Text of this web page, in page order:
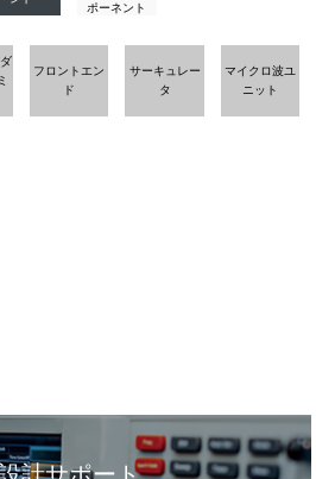
ポーネント
フロントエン
ド
サーキュレー
タ
マイクロ波ユ
ニット